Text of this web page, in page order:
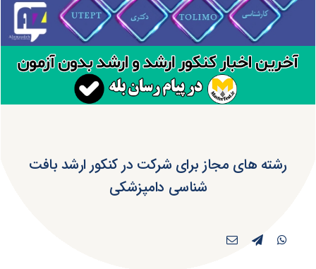
رشته های مجاز برای شرکت در کنکور ارشد بافت‌
شناسی دامپزشکی